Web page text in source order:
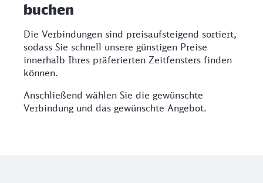
buchen
Die Verbindungen sind preisaufsteigend sortiert,
sodass Sie schnell unsere günstigen Preise
innerhalb Ihres präferierten Zeitfensters finden
können.
Anschließend wählen Sie die gewünschte
Verbindung und das gewünschte Angebot.